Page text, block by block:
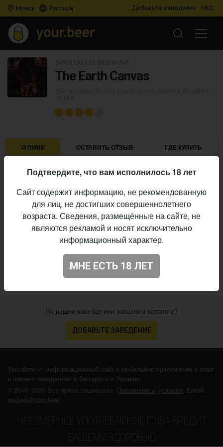
Минск Русский Добавьте заведение FAQ
The Earth Canvas
О ПИВЕ ОСТАВИТЬ ОТЗЫВ ГДЕ КУПИТЬ
Пивоварня:
Spartacus Brewing
Стиль:
IPA - Imperial / Double New England / Hazy
Алкоголь:
6,8%
Горечь:
45 IBU
Начало
31.08.2023
Не нашли ваш бар или магазин в каталоге?
ДОБАВЬТЕ ЗАВЕДЕНИЕ
Your.Beer — информационный сайт и мобильное приложение о пиве
и пивных заведениях в Беларуси и Украине
© 2016–2026 Все права защищены. Положения и условия. Email:
contact@your.beer
ЧРЕЗМЕРНОЕ УПОТРЕБЛЕНИЕ ПИВА ВРЕДИТ
ВАШЕМУ ЗДОРОВЬЮ
Подтвердите, что вам исполнилось 18 лет
Сайт содержит информацию, не рекомендованную
для лиц, не достигших совершеннолетнего
возраста. Сведения, размещённые на сайте, не
являются рекламой и носят исключительно
информационный характер.
МНЕ ЕСТЬ 18 ЛЕТ